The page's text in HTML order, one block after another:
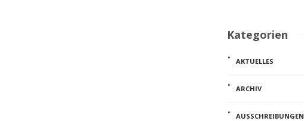
Kategorien
AKTUELLES
ARCHIV
AUSSCHREIBUNGEN